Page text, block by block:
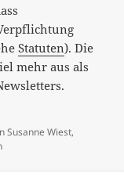
Statuten). Die
mehr aus als
Susanne Wiest,